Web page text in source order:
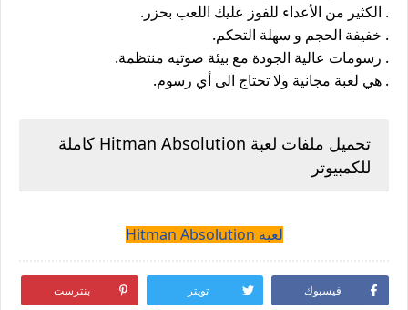
. الكثير من الأعداء للفوز عليك اللعب بحزر.
. خفيفة الحجم و سهلة التحكم.
. رسومات عالية الجودة مع بيئة صوتيه منتظمة.
. هي لعبة مجانية ولا تحتاج الى أي رسوم.
تحميل ملفات لعبة Hitman Absolution كاملة
للكمبيوتر
لعبة Hitman Absolution
فيسبوك تويتر بنترست